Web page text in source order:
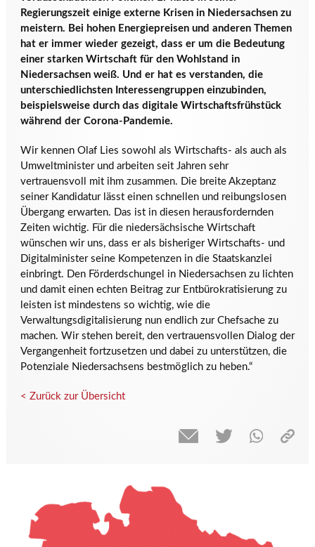
Regierungszeit einige externe Krisen in Niedersachsen zu
meistern. Bei hohen Energiepreisen und anderen Themen
hat er immer wieder gezeigt, dass er um die Bedeutung
einer starken Wirtschaft für den Wohlstand in
Niedersachsen weiß. Und er hat es verstanden, die
unterschiedlichsten Interessengruppen einzubinden,
beispielsweise durch das digitale Wirtschaftsfrühstück
während der Corona-Pandemie.
Wir kennen Olaf Lies sowohl als Wirtschafts- als auch als
Umweltminister und arbeiten seit Jahren sehr
vertrauensvoll mit ihm zusammen. Die breite Akzeptanz
seiner Kandidatur lässt einen schnellen und reibungslosen
Übergang erwarten. Das ist in diesen herausfordernden
Zeiten wichtig. Für die niedersächsische Wirtschaft
wünschen wir uns, dass er als bisheriger Wirtschafts- und
Digitalminister seine Kompetenzen in die Staatskanzlei
einbringt. Den Förderdschungel in Niedersachsen zu lichten
und damit einen echten Beitrag zur Entbürokratisierung zu
leisten ist mindestens so wichtig, wie die
Verwaltungsdigitalisierung nun endlich zur Chefsache zu
machen. Wir stehen bereit, den vertrauensvollen Dialog der
Vergangenheit fortzusetzen und dabei zu unterstützen, die
Potenziale Niedersachsens bestmöglich zu heben.“
< Zurück zur Übersicht